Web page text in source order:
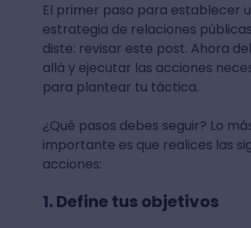
El primer paso para establecer
estrategia de relaciones
diste: revisar este post. Ahora
allá y ejecutar las acciones
para plantear tu táctica.
¿Qué pasos debes seguir? Lo
importante es que realices las
acciones:
1. Define tus objetivos